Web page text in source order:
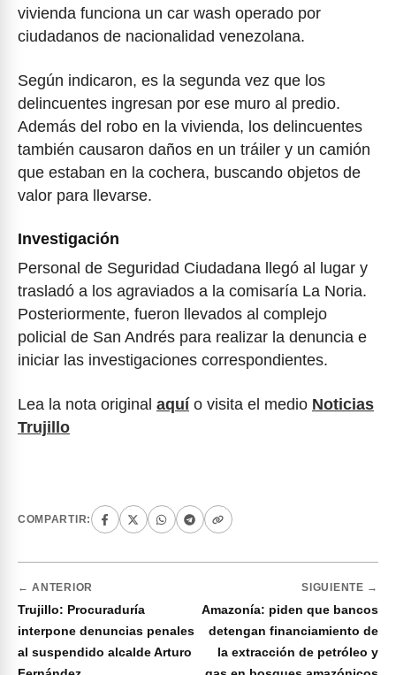
vivienda funciona un car wash operado por
ciudadanos de nacionalidad venezolana.
Según indicaron, es la segunda vez que los
delincuentes ingresan por ese muro al predio.
Además del robo en la vivienda, los delincuentes
también causaron daños en un tráiler y un camión
que estaban en la cochera, buscando objetos de
valor para llevarse.
Investigación
Personal de Seguridad Ciudadana llegó al lugar y
trasladó a los agraviados a la comisaría La Noria.
Posteriormente, fueron llevados al complejo
policial de San Andrés para realizar la denuncia e
iniciar las investigaciones correspondientes.
Lea la nota original aquí o visita el medio Noticias
Trujillo
COMPARTIR:
← ANTERIOR
Trujillo: Procuraduría
interpone denuncias penales
al suspendido alcalde Arturo
SIGUIENTE →
Amazonía: piden que bancos
detengan financiamiento de
la extracción de petróleo y